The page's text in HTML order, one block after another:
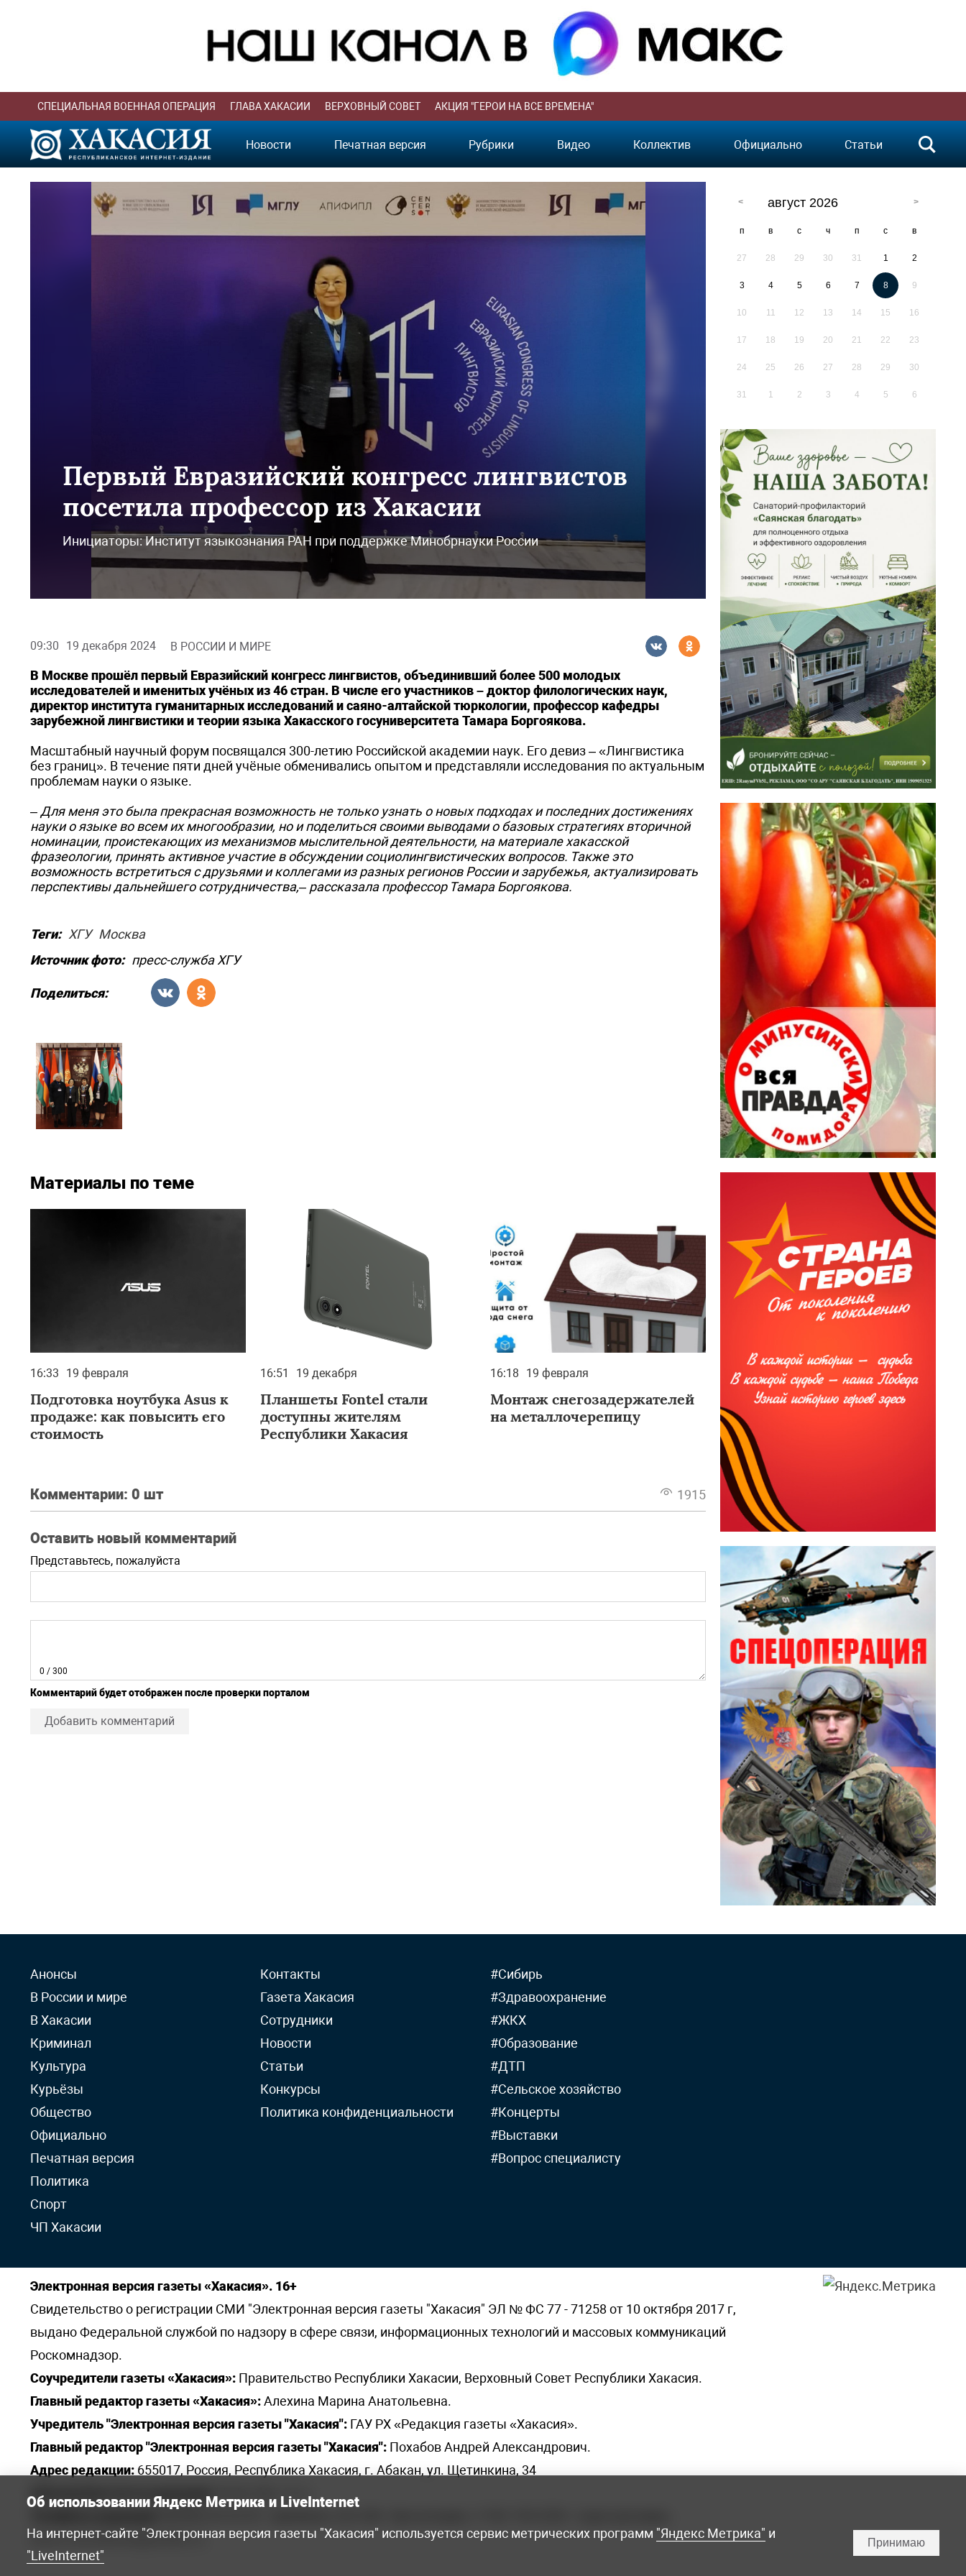
СПЕЦИАЛЬНАЯ ВОЕННАЯ ОПЕРАЦИЯ ГЛАВА ХАКАСИИ ВЕРХОВНЫЙ СОВЕТ АКЦИЯ "ГЕРОИ НА ВСЕ ВРЕМЕНА"
Новости Печатная версия Рубрики Видео Коллектив Официально Статьи
Первый Евразийский конгресс лингвистов
посетила профессор из Хакасии
Инициаторы: Институт языкознания РАН при поддержке Минобрнауки России
09:30 19 декабря 2024 В РОССИИ И МИРЕ
В Москве прошёл первый Евразийский конгресс лингвистов, объединивший более 500 молодых
исследователей и именитых учёных из 46 стран. В числе его участников – доктор филологических наук,
директор института гуманитарных исследований и саяно-алтайской тюркологии, профессор кафедры
зарубежной лингвистики и теории языка Хакасского госуниверситета Тамара Боргоякова.
Масштабный научный форум посвящался 300-летию Российской академии наук. Его девиз – «Лингвистика
без границ». В течение пяти дней учёные обменивались опытом и представляли исследования по актуальным
проблемам науки о языке.
– Для меня это была прекрасная возможность не только узнать о новых подходах и последних достижениях
науки о языке во всем их многообразии, но и поделиться своими выводами о базовых стратегиях вторичной
номинации, проистекающих из механизмов мыслительной деятельности, на материале хакасской
фразеологии, принять активное участие в обсуждении социолингвистических вопросов. Также это
возможность встретиться с друзьями и коллегами из разных регионов России и зарубежья, актуализировать
перспективы дальнейшего сотрудничества,– рассказала профессор Тамара Боргоякова.
Теги: ХГУ Москва
Источник фото: пресс-служба ХГУ
Поделиться:
Материалы по теме
16:33 19 февраля
Подготовка ноутбука Asus к
продаже: как повысить его
стоимость
16:51 19 декабря
Планшеты Fontel стали
доступны жителям
Республики Хакасия
16:18 19 февраля
Монтаж снегозадержателей
на металлочерепицу
Комментарии: 0 шт 1915
Оставить новый комментарий
Представьтесь, пожалуйста
0 / 300
Комментарий будет отображен после проверки порталом
Добавить комментарий
август 2026
п в с ч п с в
27 28 29 30 31 1 2
3 4 5 6 7 8 9
10 11 12 13 14 15 16
17 18 19 20 21 22 23
24 25 26 27 28 29 30
31 1 2 3 4 5 6
Анонсы
В России и мире
В Хакасии
Криминал
Культура
Курьёзы
Общество
Официально
Печатная версия
Политика
Спорт
ЧП Хакасии
Контакты
Газета Хакасия
Сотрудники
Новости
Статьи
Конкурсы
Политика конфиденциальности
#Сибирь
#Здравоохранение
#ЖКХ
#Образование
#ДТП
#Сельское хозяйство
#Концерты
#Выставки
#Вопрос специалисту
Электронная версия газеты «Хакасия». 16+
Свидетельство о регистрации СМИ "Электронная версия газеты "Хакасия" ЭЛ № ФС 77 - 71258 от 10 октября 2017 г,
выдано Федеральной службой по надзору в сфере связи, информационных технологий и массовых коммуникаций
Роскомнадзор.
Соучредители газеты «Хакасия»: Правительство Республики Хакасии, Верховный Совет Республики Хакасия.
Главный редактор газеты «Хакасия»:Алехина Марина Анатольевна.
Учредитель "Электронная версия газеты "Хакасия": ГАУ РХ «Редакция газеты «Хакасия».
Главный редактор "Электронная версия газеты "Хакасия": Похабов Андрей Александрович.
Адрес редакции: 655017, Россия, Республика Хакасия, г. Абакан, ул. Щетинкина, 34
Электронная почта редакции: khakred@r-19.ru
elena.s.korotkowa@yandex.ru.
Об использовании Яндекс Метрика и LiveInternet
На интернет-сайте "Электронная версия газеты "Хакасия" используется сервис метрических программ "Яндекс Метрика" и
"LiveInternet"
Принимаю